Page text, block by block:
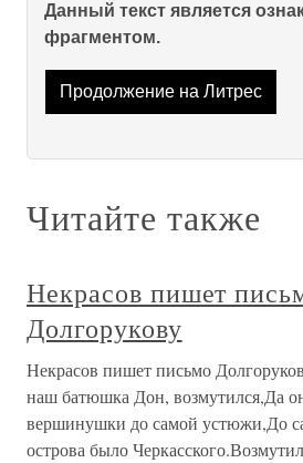
Данный текст является
фрагментом.
Продолжение на Литрес
Читайте также
Некрасов пишет
Долгорукову
Некрасов пишет письмо
наш батюшка Дон, возмутился,Да
вершинушки до самой устюжи,До
острова было